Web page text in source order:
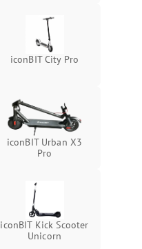
iconBIT City Pro
iconBIT Urban X3
Pro
iconBIT Kick Scooter
Unicorn